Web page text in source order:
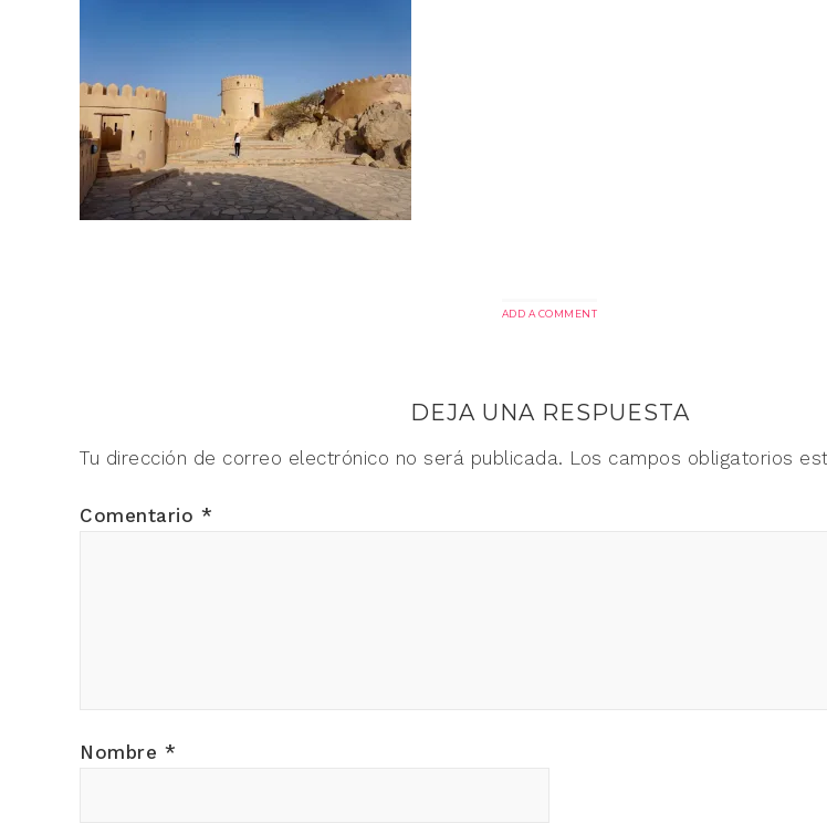
ADD A COMMENT
DEJA UNA RESPUESTA
Tu dirección de correo electrónico no será publicada. Los campos obligatorios
Comentario *
Nombre *